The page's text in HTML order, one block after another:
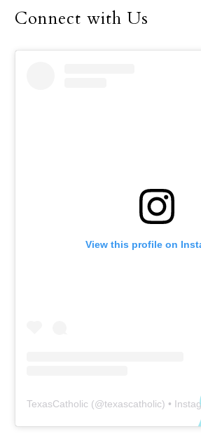
Connect with Us
View this profile on
TexasCatholic (@texascatholic) •